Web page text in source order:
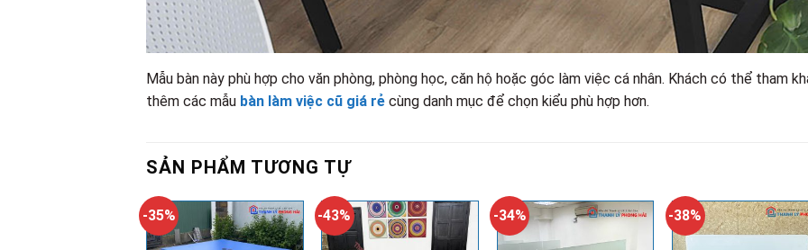
Mẫu bàn này phù hợp cho văn phòng, phòng học, căn hộ hoặc góc làm việc cá nhân. Khách có thể tham
thêm các mẫu bàn làm việc cũ giá rẻ cùng danh mục để chọn kiểu phù hợp hơn.
SẢN PHẨM TƯƠNG TỰ
-35% -43% -34% -38%